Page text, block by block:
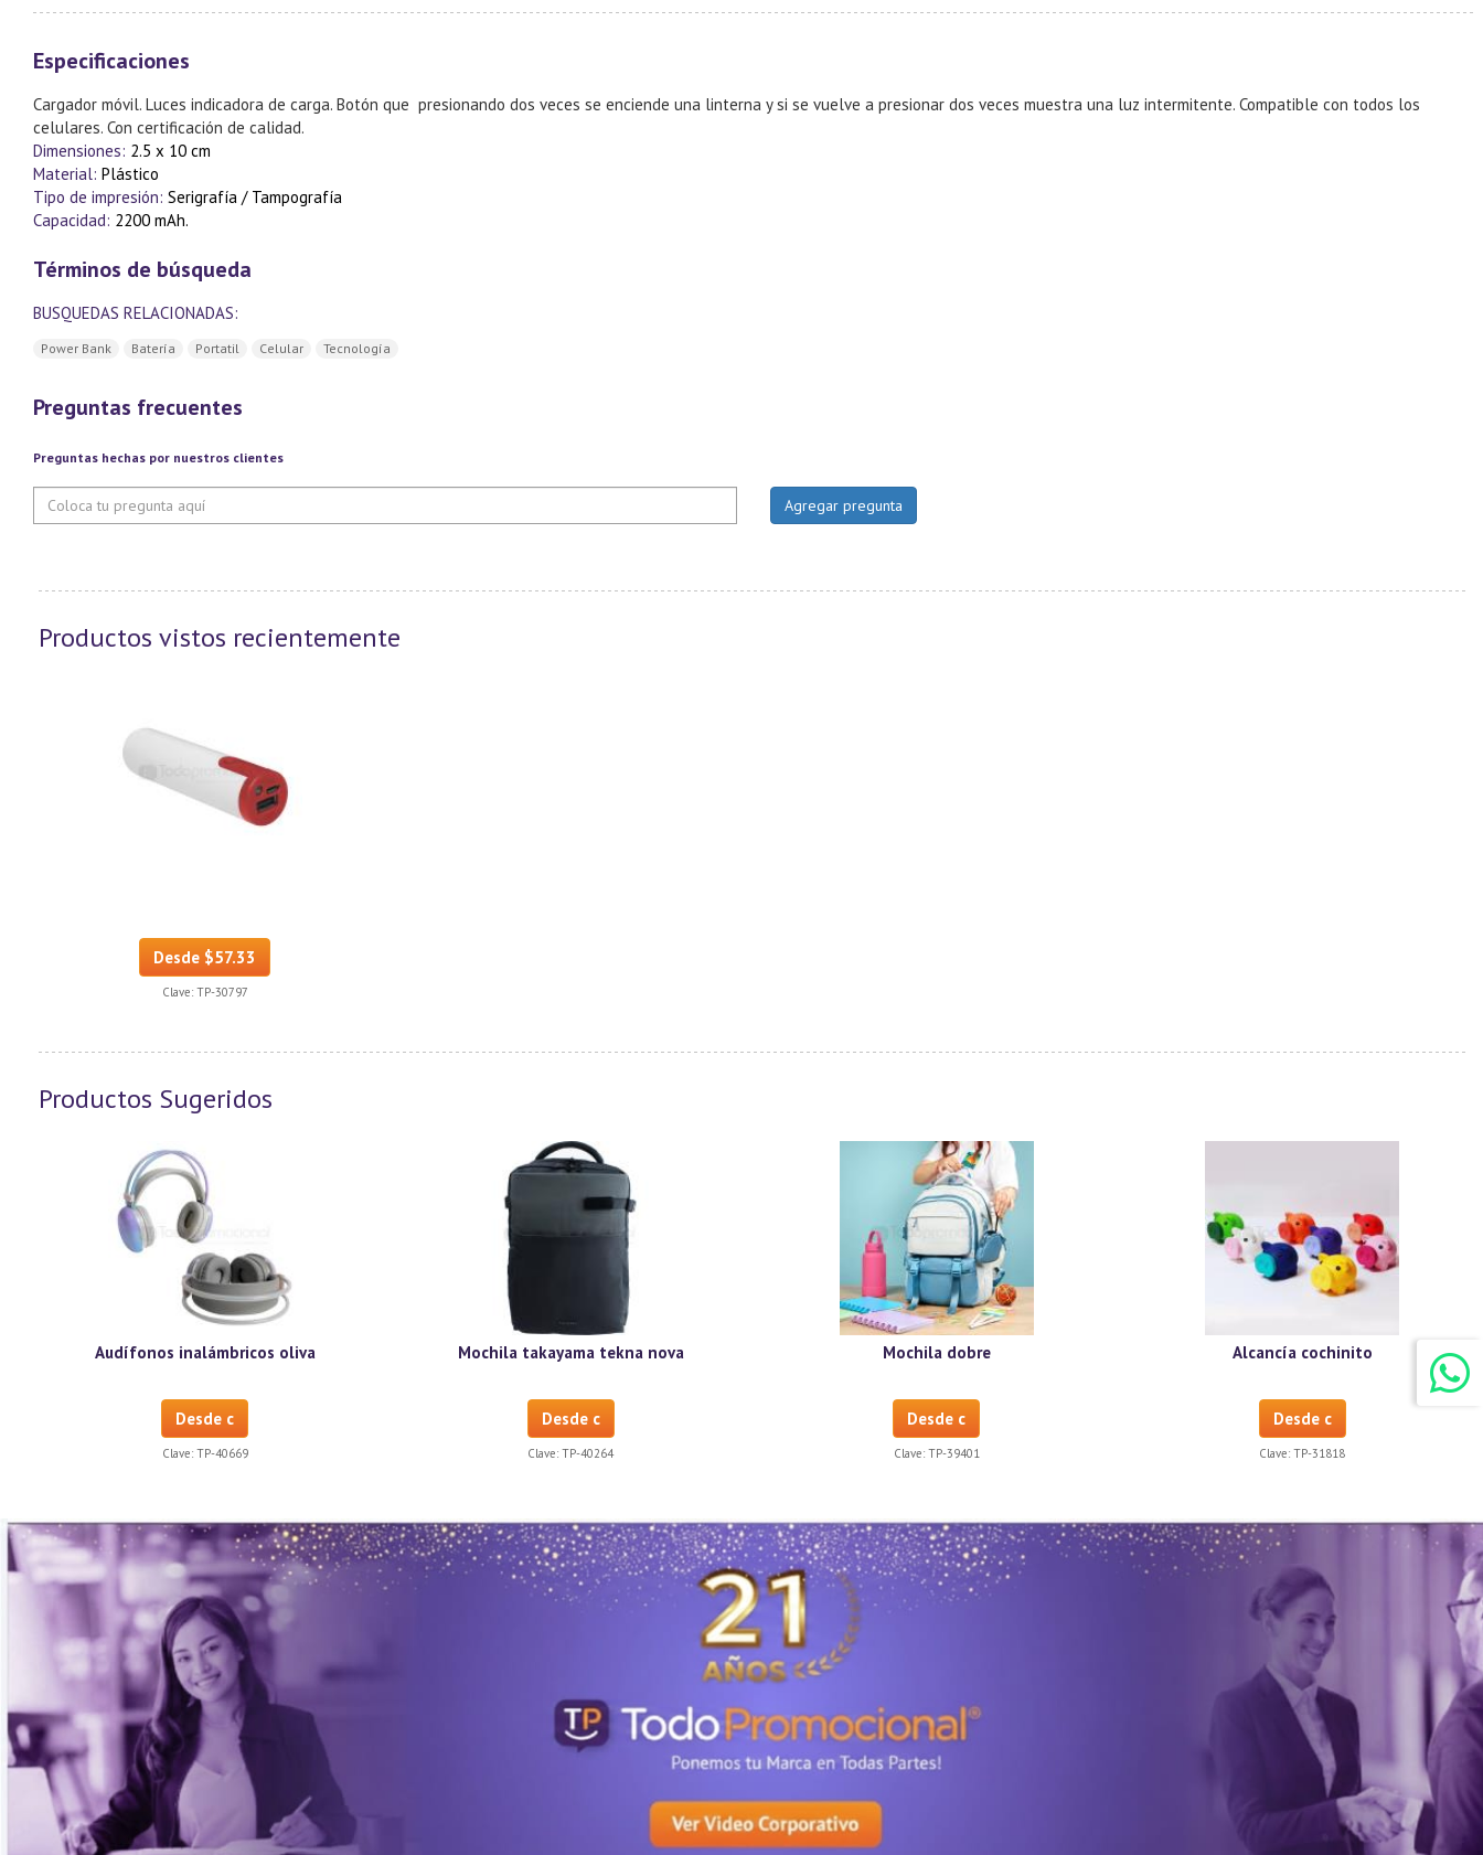
Especificaciones
Cargador móvil. Luces indicadora de carga. Botón que presionando dos veces se enciende una linterna y si se vuelve a presionar dos veces muestra una luz intermitente. Compatible con todos los
celulares. Con certificación de calidad.
Dimensiones: 2.5 x 10 cm
Material: Plástico
Tipo de impresión: Serigrafía / Tampografía
Capacidad: 2200 mAh.
Términos de búsqueda
BUSQUEDAS RELACIONADAS:
Power Bank Batería Portatil Celular Tecnología
Preguntas frecuentes
Preguntas hechas por nuestros clientes
Productos vistos recientemente
Desde $57.33
Clave: TP-30797
Productos Sugeridos
Audífonos inalámbricos oliva
Desde c
Clave: TP-40669
Mochila takayama tekna nova
Desde c
Clave:TP-40264
Mochila dobre
Desde c
Clave: TP-39401
Alcancía cochinito
Desde c
Clave:TP-31818